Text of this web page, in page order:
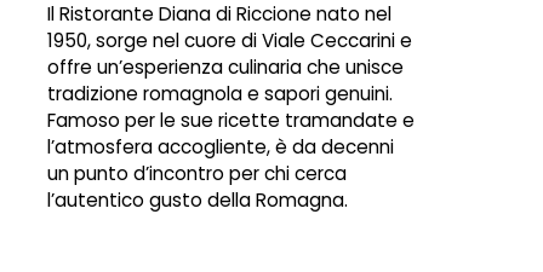
Il Ristorante Diana di Riccione nato nel
1950, sorge nel cuore di Viale Ceccarini e
offre un’esperienza culinaria che unisce
tradizione romagnola e sapori genuini.
Famoso per le sue ricette tramandate e
l’atmosfera accogliente, è da decenni
un punto d’incontro per chi cerca
l’autentico gusto della Romagna.